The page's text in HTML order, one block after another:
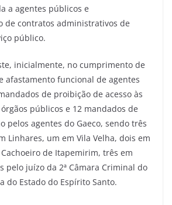
a agentes públicos e
de contratos administrativos de
público.
inicialmente, no cumprimento de
afastamento funcional de agentes
de proibição de acesso às
públicos e 12 mandados de
pelos agentes do Gaeco, sendo três
Linhares, um em Vila Velha, dois em
de Itapemirim, três em
pelo juízo da 2ª Câmara Criminal do
do Estado do Espírito Santo.